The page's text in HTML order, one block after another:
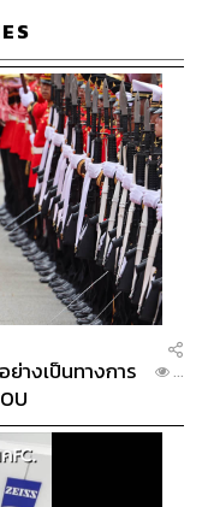
างเป็นทางการ
...